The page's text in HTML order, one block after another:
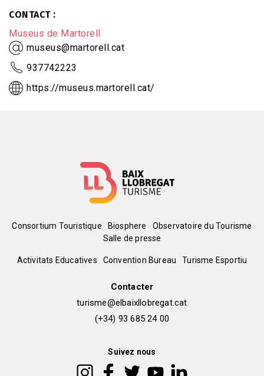
CONTACT
Museus de Martorell
museus@martorell.cat
937742223
https://museus.martorell.cat/
Menú
del
Consortium Touristique Biosphere
Observatoire du Tourisme
Salle de presse
Peu
Activitats Educatives Convention Bureau Turisme Esportiu
Contacter
turisme@elbaixllobregat.cat
(+34) 93 685 24 00
Suivez nous